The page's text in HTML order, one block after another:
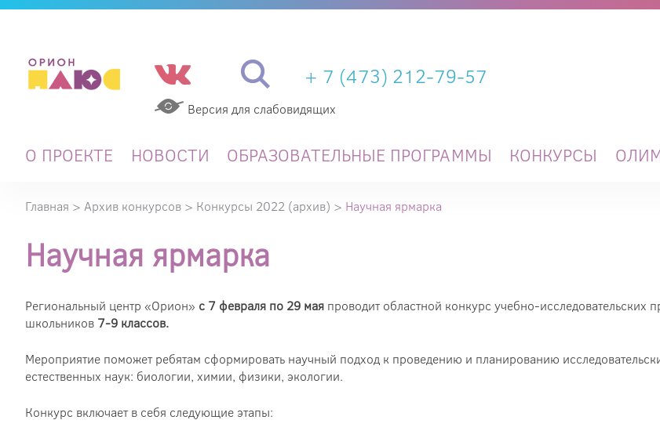
Версия для слабовидящих
+ 7 (473) 212-79-57
О ПРОЕКТЕ НОВОСТИ ОБРАЗОВАТЕЛЬНЫЕ ПРОГРАММЫ КОНКУРСЫ
Главная > Архив конкурсов > Конкурсы 2022 (архив) > Научная ярмарка
Научная ярмарка
Региональный центр «Орион» с 7 февраля по 29 мая проводит областной конкурс учебно-исследовательских
школьников 7-9 классов.
Мероприятие поможет ребятам сформировать научный подход к проведению и планированию
естественных наук: биологии, химии, физики, экологии.
Конкурс включает в себя следующие этапы: